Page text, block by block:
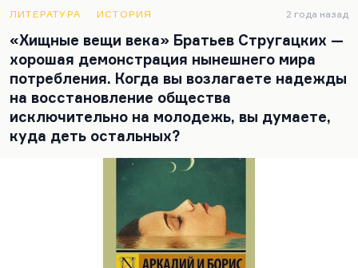
ЛИТЕРАТУРА ИСТОРИЯ 2 года назад
«Хищные вещи века» Братьев Стругацких —
хорошая демонстрация нынешнего мира
потребления. Когда вы возлагаете надежды
на восстановление общества
исключительно на молодежь, вы думаете,
куда деть остальных?